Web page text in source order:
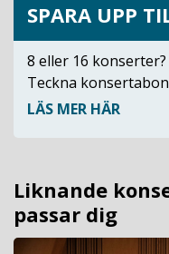
SPARA UPP
8 eller 16
Teckna
LÄS MER HÄR
Liknande
passar dig